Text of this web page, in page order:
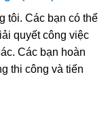
tôi. Các bạn có thể
quyết công việc
Các bạn hoàn
thi công và tiến